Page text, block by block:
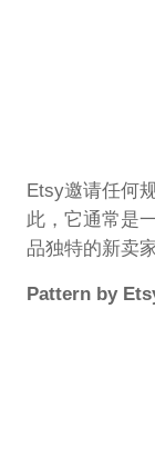
Etsy邀请任何
此，它通常是
品独特的新卖
Pattern by